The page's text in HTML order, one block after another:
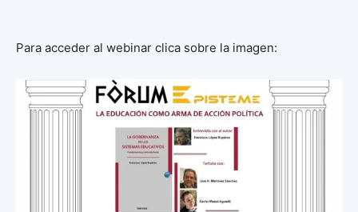
Para acceder al webinar clica sobre la imagen: